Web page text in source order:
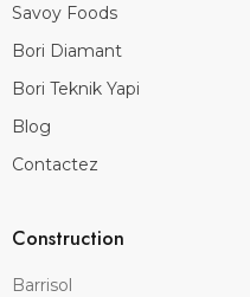
Savoy Foods
Bori Diamant
Bori Teknik Yapi
Blog
Contactez
Construction
Barrisol